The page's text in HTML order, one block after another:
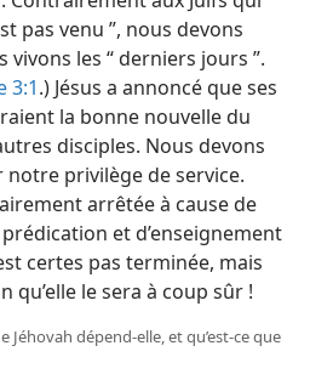
pas venu ”, nous devons
les “ derniers jours ”.
3:1.) Jésus a annoncé que ses
la bonne nouvelle du
disciples. Nous devons
privilège de service.
arrêtée à cause de
et d’enseignement
certes pas terminée, mais
qu’elle le sera à coup sûr !
Jéhovah dépend-​elle, et qu’est-​ce que